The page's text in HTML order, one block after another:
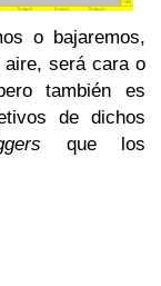
o bajaremos,
aire, será cara o
también es
de dichos
que los